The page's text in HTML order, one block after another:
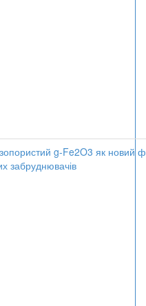
g-Fe2O3 як новий
забруднювачів